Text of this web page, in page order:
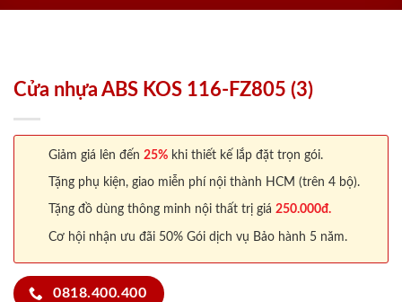
Cửa nhựa ABS KOS 116-FZ805 (3)
Giảm giá lên đến 25% khi thiết kế lắp đặt trọn gói.
Tặng phụ kiện, giao miễn phí nội thành HCM (trên 4 bộ).
Tặng đồ dùng thông minh nội thất trị giá 250.000đ.
Cơ hội nhận ưu đãi 50% Gói dịch vụ Bảo hành 5 năm.
0818.400.400